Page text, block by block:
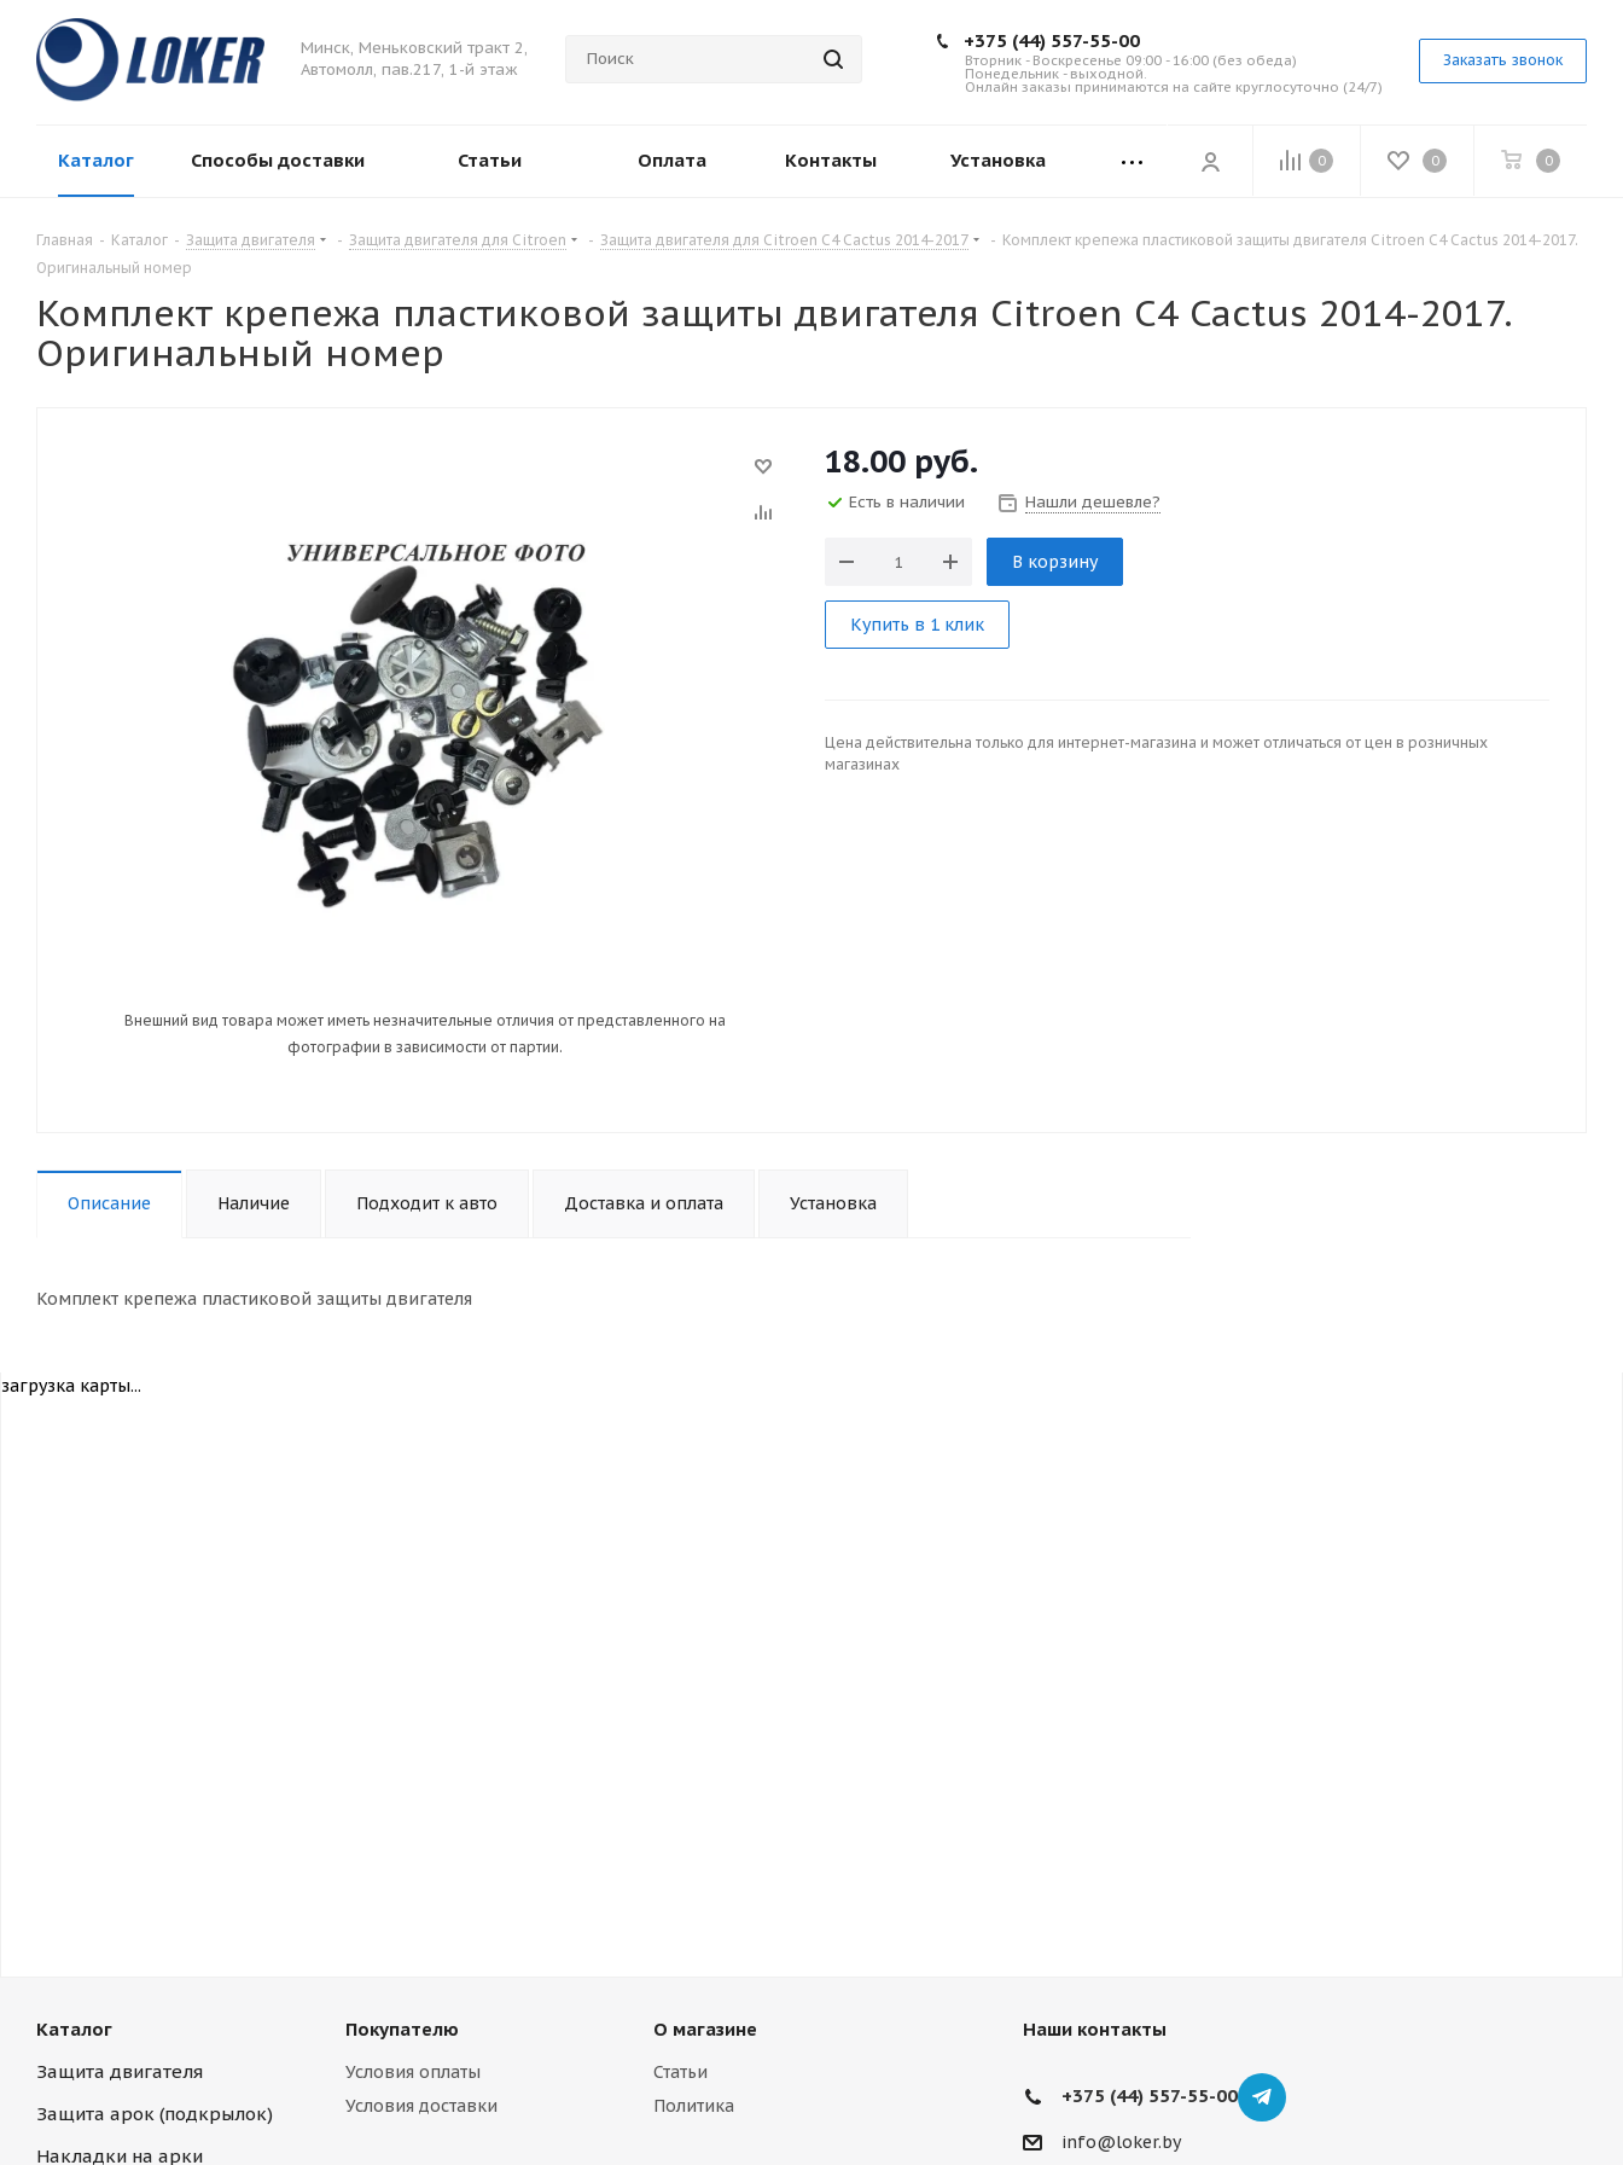
Минск, Меньковский тракт 2,
Автомолл, пав.217, 1-й этаж
+375 (44) 557-55-00
Вторник - Воскресенье 09:00 - 16:00 (без обеда)
Понедельник - выходной.
Онлайн заказы принимаются на сайте круглосуточно (24/7)
Заказать звонок
0 0 0
Каталог Способы доставки Статьи Оплата Контакты Установка
Главная - Каталог - Защита двигателя - Защита двигателя для Citroen - Защита двигателя для Citroen C4 Cactus 2014-2017 - Комплект крепежа пластиковой защиты двигателя Citroen C4 Cactus 2014-2017.
Оригинальный номер
Комплект крепежа пластиковой защиты двигателя Citroen C4 Cactus 2014-2017.
Оригинальный номер
Внешний вид товара может иметь незначительные отличия от представленного на
фотографии в зависимости от партии.
18.00 руб.
Есть в наличии Нашли дешевле?
В корзину
Купить в 1 клик
Цена действительна только для интернет-магазина и может отличаться от цен в розничных
магазинах
Описание Наличие Подходит к авто Доставка и оплата Установка
Комплект крепежа пластиковой защиты двигателя
загрузка карты...
Каталог
Защита двигателя
Защита арок (подкрылок)
Накладки на арки
Покупателю
Условия оплаты
Условия доставки
О магазине
Статьи
Политика
Наши контакты
+375 (44) 557-55-00
info@loker.by